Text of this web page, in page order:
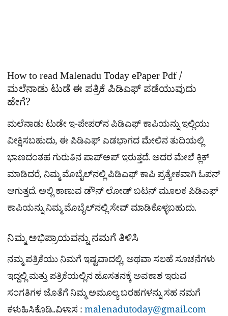
How to read Malenadu Today ePaper Pdf /
ಮಲೆನಾಡು ಟುಡೆ ಈ ಪತ್ರಿಕೆ ಪಿಡಿಎಫ್​ ಪಡೆಯುವುದು
ಹೇಗೆ?
ಮಲೆನಾಡು ಟುಡೇ ಇ-ಪೇಪರ್​ನ ಪಿಡಿಎಫ್​ ಕಾಪಿಯನ್ನು ಇಲ್ಲಿಯು
ವೀಕ್ಷಿಸಬಹುದು, ಈ ಪಿಡಿಎಫ್​ ಎಡಭಾಗದ ಮೇಲಿನ ತುದಿಯಲ್ಲಿ
ಭಾಣದಂತಹ ಗುರುತಿನ ಪಾಪ್​ಅಪ್​ ಇರುತ್ತದೆ. ಅದರ ಮೇಲೆ ಕ್ಲಿಕ್
ಮಾಡಿದರೆ, ನಿಮ್ಮ ಮೊಬೈಲ್​ನಲ್ಲಿ ಪಿಡಿಎಫ್​ ಕಾಪಿ ಪ್ರತ್ಯೇಕವಾಗಿ ಓಪನ್​
ಆಗುತ್ತದೆ. ಅಲ್ಲಿ ಕಾಣುವ ಡೌನ್​ ಲೋಡ್​ ಬಟನ್​ ಮೂಲಕ ಪಿಡಿಎಫ್​
ಕಾಪಿಯನ್ನು ನಿಮ್ಮ ಮೊಬೈಲ್​​ನಲ್ಲಿ ಸೇವ್ ಮಾಡಿಕೊಳ್ಳಬಹುದು.
ನಿಮ್ಮ ಅಭಿಪ್ರಾಯವನ್ನು ನಮಗೆ ತಿಳಿಸಿ
ನಮ್ಮ ಪತ್ರಿಕೆಯು ನಿಮಗೆ ಇಷ್ಟವಾದಲ್ಲಿ, ಅಥವಾ ಸಲಹೆ ಸೂಚನೆಗಳು
ಇದ್ದಲ್ಲಿ ಮತ್ತು ಪತ್ರಿಕೆಯಲ್ಲಿನ ಹೊಸತನಕ್ಕೆ ಅವಕಾಶ ಇರುವ
ಸಂಗತಿಗಳ ಜೊತೆಗೆ ನಿಮ್ಮ ಅಮೂಲ್ಯ ಬರಹಗಳನ್ನು ಸಹ ನಮಗೆ
ಕಳುಹಿಸಿಕೊಡಿ..ವಿಳಾಸ :malenadutoday@gmail.com